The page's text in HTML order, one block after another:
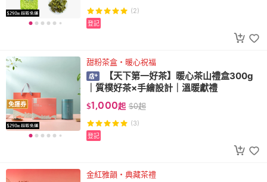
(2)
登記
免運券
甜粉茶盒・暖心祝福
【天下第一好茶】暖心茶山禮盒300g
｜質樸好茶×手繪設計｜溫暖獻禮
$1,000起 $0起
(3)
登記
金紅雅韻・典藏茶禮